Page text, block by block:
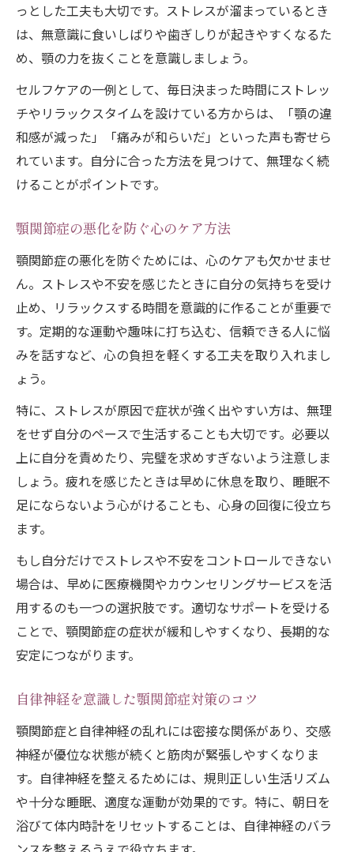
っとした工夫も大切です。ストレスが溜まっているとき
は、無意識に食いしばりや歯ぎしりが起きやすくなるた
め、顎の力を抜くことを意識しましょう。
セルフケアの一例として、毎日決まった時間にストレッ
チやリラックスタイムを設けている方からは、「顎の違
和感が減った」「痛みが和らいだ」といった声も寄せら
れています。自分に合った方法を見つけて、無理なく続
けることがポイントです。
顎関節症の悪化を防ぐ心のケア方法
顎関節症の悪化を防ぐためには、心のケアも欠かせませ
ん。ストレスや不安を感じたときに自分の気持ちを受け
止め、リラックスする時間を意識的に作ることが重要で
す。定期的な運動や趣味に打ち込む、信頼できる人に悩
みを話すなど、心の負担を軽くする工夫を取り入れまし
ょう。
特に、ストレスが原因で症状が強く出やすい方は、無理
をせず自分のペースで生活することも大切です。必要以
上に自分を責めたり、完璧を求めすぎないよう注意しま
しょう。疲れを感じたときは早めに休息を取り、睡眠不
足にならないよう心がけることも、心身の回復に役立ち
ます。
もし自分だけでストレスや不安をコントロールできない
場合は、早めに医療機関やカウンセリングサービスを活
用するのも一つの選択肢です。適切なサポートを受ける
ことで、顎関節症の症状が緩和しやすくなり、長期的な
安定につながります。
自律神経を意識した顎関節症対策のコツ
顎関節症と自律神経の乱れには密接な関係があり、交感
神経が優位な状態が続くと筋肉が緊張しやすくなりま
す。自律神経を整えるためには、規則正しい生活リズム
や十分な睡眠、適度な運動が効果的です。特に、朝日を
浴びて体内時計をリセットすることは、自律神経のバラ